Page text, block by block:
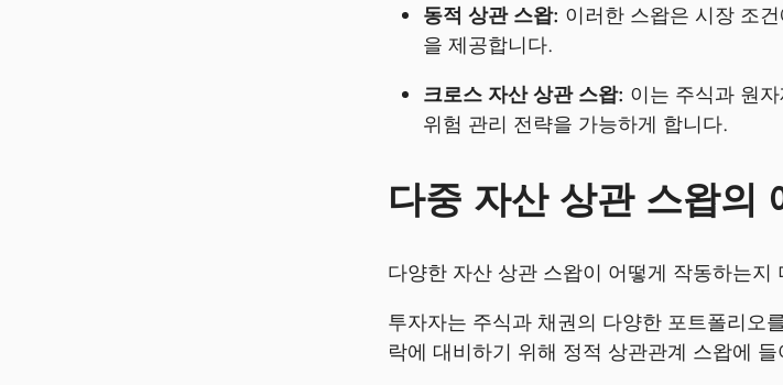
동적 상관 스왑: 이러한 스왑은 시장 조
을 제공합니다.
크로스 자산 상관 스왑: 이는 주식과 원
위험 관리 전략을 가능하게 합니다.
다중 자산 상관 스왑의
다양한 자산 상관 스왑이 어떻게 작동하는
투자자는 주식과 채권의 다양한 포트폴리오
락에 대비하기 위해 정적 상관관계 스왑에